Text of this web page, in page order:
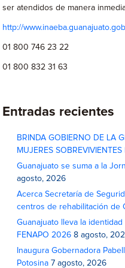
ser atendidos de manera
http://
01 800 746 23 22
01 800 832 31 63
Entradas recientes
BRINDA GOBIERNO DE LA
MUJERES
Guanajuato se suma a la
agosto, 2026
Acerca Secretaría de
centros de rehabilitación de
Guanajuato lleva la
FENAPO 2026 8 agosto,
Inaugura Gobernadora
Potosina 7 agosto, 2026